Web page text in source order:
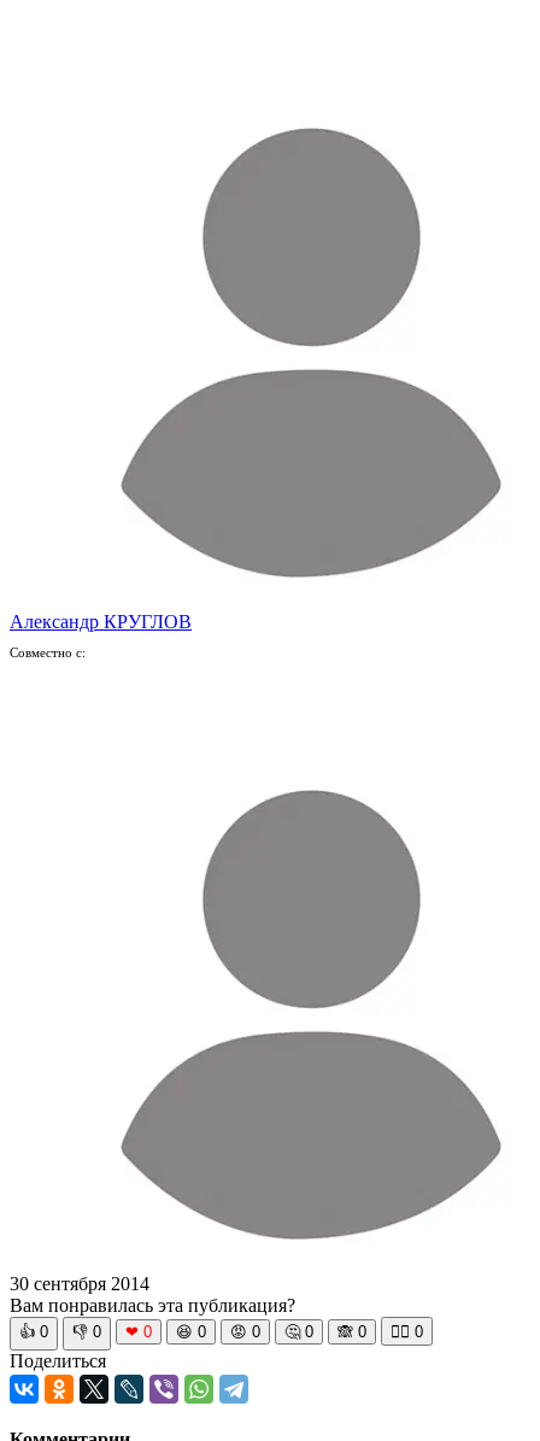
Александр КРУГЛОВ
Совместно с:
30 сентября 2014
Вам понравилась эта публикация?
👍 0 👎 0 ❤ 0 😆 0 😡 0 🤔 0 🙈 0 🧘‍♀️ 0
Поделиться